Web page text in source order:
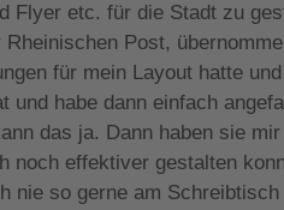
Flyer etc. für die Stadt zu
Post,
für mein Layout hatte
und habe dann einfach
das ja. Dann haben sie
noch effektiver gestalten
nie so gerne am